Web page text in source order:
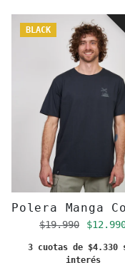
BLACK
Polera Manga
Precio
$19.990
3 cuotas de $4.330
interés